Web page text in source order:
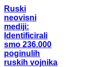
Ruski
neovisni
mediji:
Identificirali
smo 236.000
poginulih
ruskih vojnika